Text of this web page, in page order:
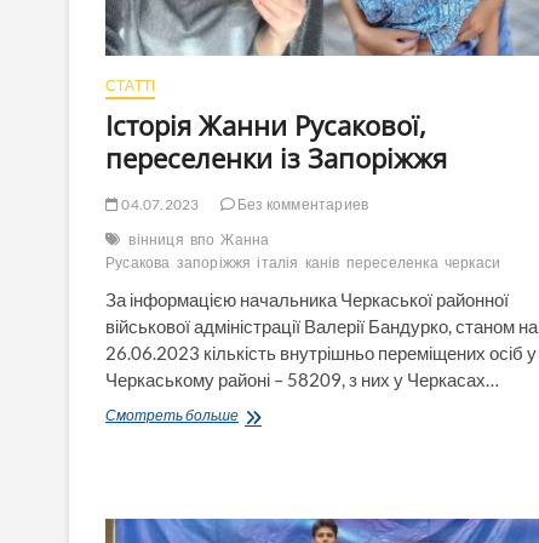
СТАТТІ
Історія Жанни Русакової,
переселенки із Запоріжжя
04.07.2023
Без комментариев
вінниця впо Жанна
Русакова запоріжжя італія канів переселенка черкаси
За інформацією начальника Черкаської районної
військової адміністрації Валерії Бандурко, станом на
26.06.2023 кількість внутрішньо переміщених осіб у
Черкаському районі – 58209, з них у Черкасах…
Смотреть большеІсторія
Запоріжжя